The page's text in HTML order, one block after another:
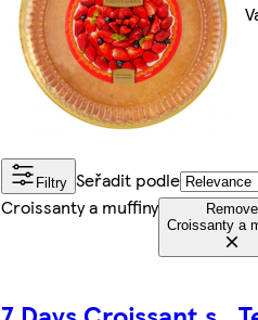
Filtry Seřadit podle
Croissanty a muffiny
Remove
Croissanty a